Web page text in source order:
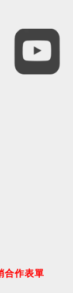
合作表單